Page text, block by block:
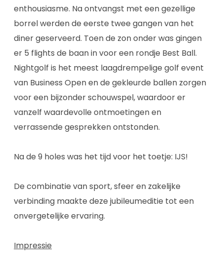
enthousiasme. Na ontvangst met een gezellige
borrel werden de eerste twee gangen van het
diner geserveerd. Toen de zon onder was gingen
er 5 flights de baan in voor een rondje Best Ball.
Nightgolf is het meest laagdrempelige golf event
van Business Open en de gekleurde ballen zorgen
voor een bijzonder schouwspel, waardoor er
vanzelf waardevolle ontmoetingen en
verrassende gesprekken ontstonden.
Na de 9 holes was het tijd voor het toetje: IJS!
De combinatie van sport, sfeer en zakelijke
verbinding maakte deze jubileumeditie tot een
onvergetelijke ervaring.
Impressie